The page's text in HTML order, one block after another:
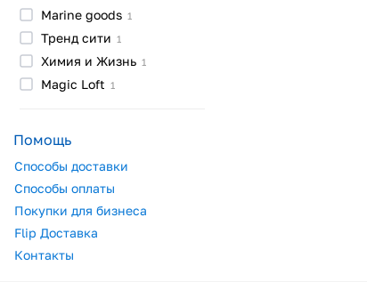
Marine goods 1
Тренд сити 1
Химия и Жизнь 1
Magic Loft 1
Помощь
Способы доставки
Способы оплаты
Покупки для бизнеса
Flip Доставка
Контакты